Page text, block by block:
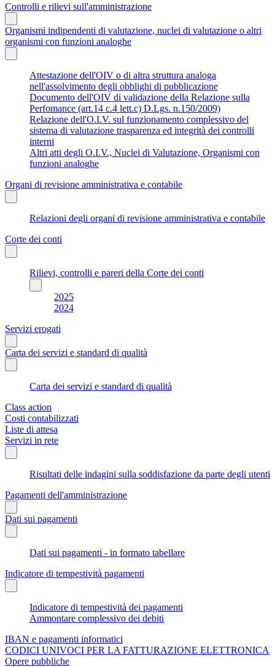
Controlli e rilievi sull'amministrazione
Organismi indipendenti di valutazione, nuclei di valutazione o altri
organismi con funzioni analoghe
Attestazione dell'OIV o di altra struttura analoga
nell'assolvimento degli obblighi di pubblicazione
Documento dell'OIV di validazione della Relazione sulla
Perfomance (art.14 c.4 lett.c) D.Lgs. n.150/2009)
Relazione dell'O.I.V. sul funzionamento complessivo del
sistema di valutazione trasparenza ed integrità dei controlli
interni
Altri atti degli O.I.V., Nuclei di Valutazione, Organismi con
funzioni analoghe
Organi di revisione amministrativa e contabile
Relazioni degli organi di revisione amministrativa e contabile
Corte dei conti
Rilievi, controlli e pareri della Corte dei conti
2025
2024
Servizi erogati
Carta dei servizi e standard di qualità
Carta dei servizi e standard di qualità
Class action
Costi contabilizzati
Liste di attesa
Servizi in rete
Risultati delle indagini sulla soddisfazione da parte degli utenti
Pagamenti dell'amministrazione
Dati sui pagamenti
Dati sui pagamenti - in formato tabellare
Indicatore di tempestività pagamenti
Indicatore di tempestività dei pagamenti
Ammontare complessivo dei debiti
IBAN e pagamenti informatici
CODICI UNIVOCI PER LA FATTURAZIONE ELETTRONICA
Opere pubbliche